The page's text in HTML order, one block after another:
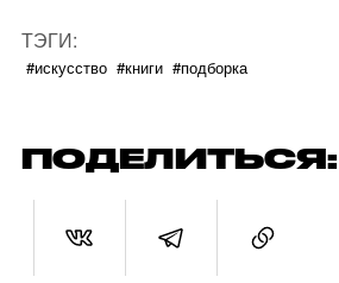
ТЭГИ:
#искусство #книги #подборка
ПОДЕЛИТЬСЯ: